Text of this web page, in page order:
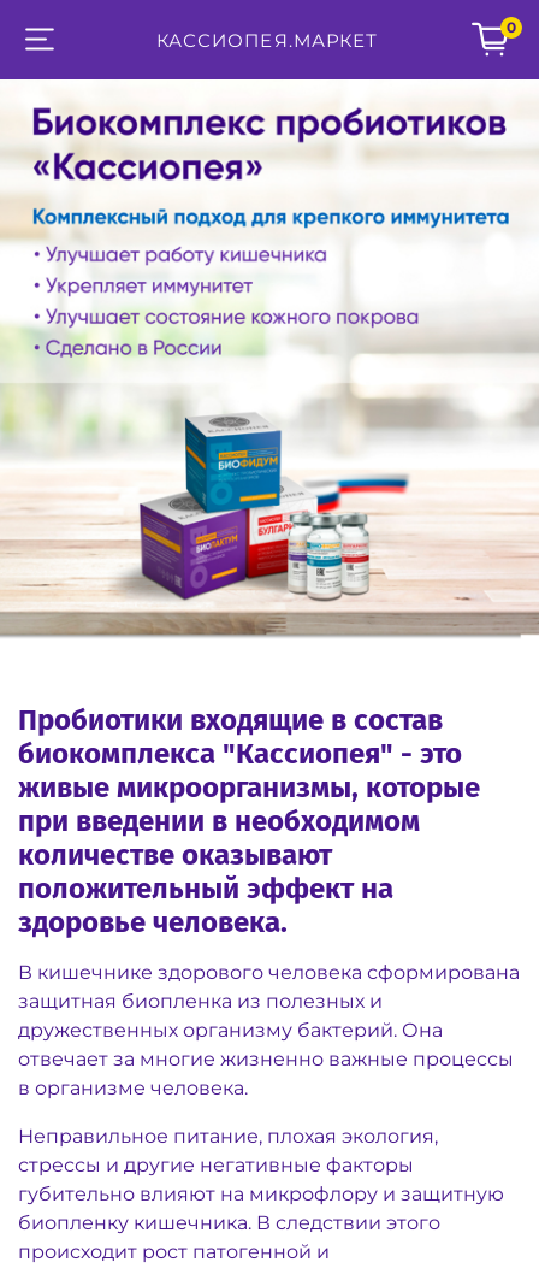
КАССИОПЕЯ.МАРКЕТ
0
Пробиотики входящие в состав
биокомплекса "Кассиопея" - это
живые микроорганизмы, которые
при введении в необходимом
количестве оказывают
положительный эффект на
здоровье человека.
В кишечнике здорового человека сформирована
защитная биопленка из полезных и
дружественных организму бактерий. Она
отвечает за многие жизненно важные процессы
в организме человека.
Неправильное питание, плохая экология,
стрессы и другие негативные факторы
губительно влияют на микрофлору и защитную
биопленку кишечника. В следствии этого
происходит рост патогенной и